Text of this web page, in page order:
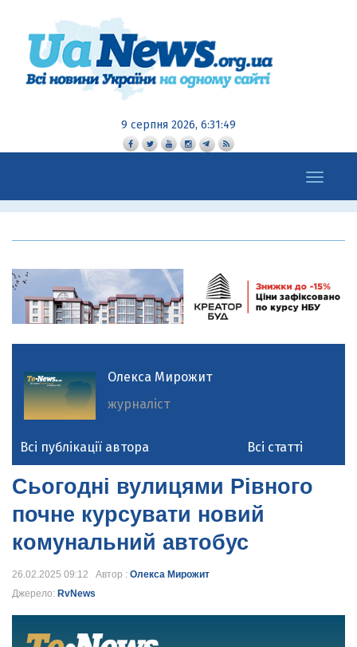
9 серпня 2026, 6:31:50
Toggle
navigation
Олекса Мирожит
журналіст
Всі публікації автора Всі статті
Сьогодні вулицями Рівного
почне курсувати новий
комунальний автобус
26.02.2025 09:12 Автор : Олекса Мирожит
Джерело: RvNews